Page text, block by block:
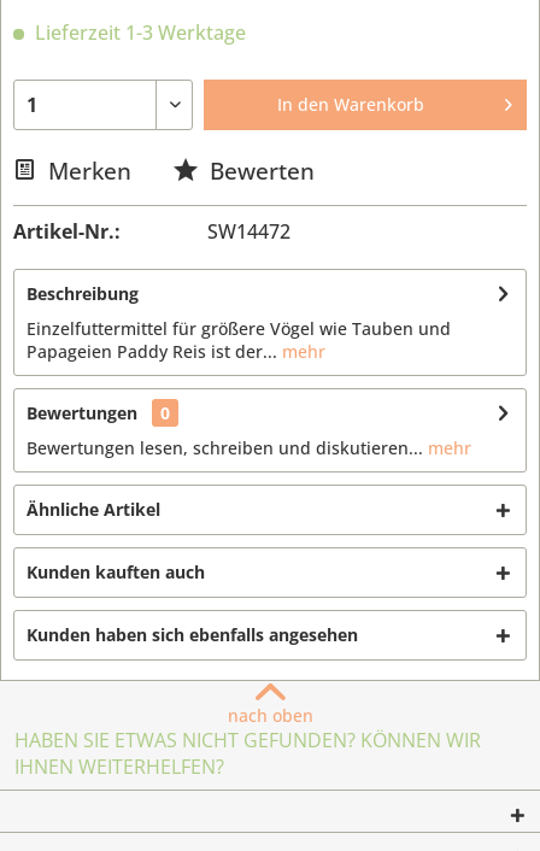
Lieferzeit 1-3 Werktage
In den Warenkorb
Merken Bewerten
Artikel-Nr.: SW14472
Beschreibung
Einzelfuttermittel für größere Vögel wie Tauben und
Papageien Paddy Reis ist der... mehr
Bewertungen
0
Bewertungen lesen, schreiben und diskutieren... mehr
Ähnliche Artikel
Kunden kauften auch
Kunden haben sich ebenfalls angesehen
nach oben
HABEN SIE ETWAS NICHT GEFUNDEN? KÖNNEN WIR
IHNEN WEITERHELFEN?